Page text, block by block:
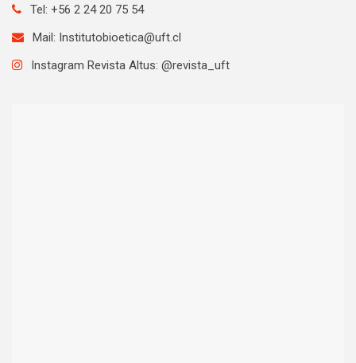
Tel: +56 2 24 20 75 54
Mail: Institutobioetica@uft.cl
Instagram Revista Altus: @revista_uft